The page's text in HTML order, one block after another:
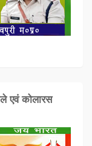
एवं कोलारस